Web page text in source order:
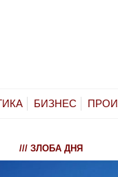
БИЗНЕС
/// ЗЛОБА ДНЯ